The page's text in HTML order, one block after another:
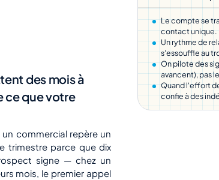
des mois à
ce que votre
commercial repère un
trimestre parce que dix
signe — chez un
mois, le premier appel
Le compte se
contact unique.
Un rythme de
s'essouffle au
On pilote des
avancent), pas
Quand l'effort
confie à des